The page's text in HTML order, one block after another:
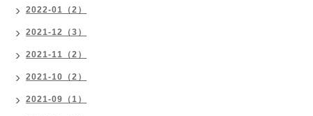
2022-01（2）
2021-12（3）
2021-11（2）
2021-10（2）
2021-09（1）